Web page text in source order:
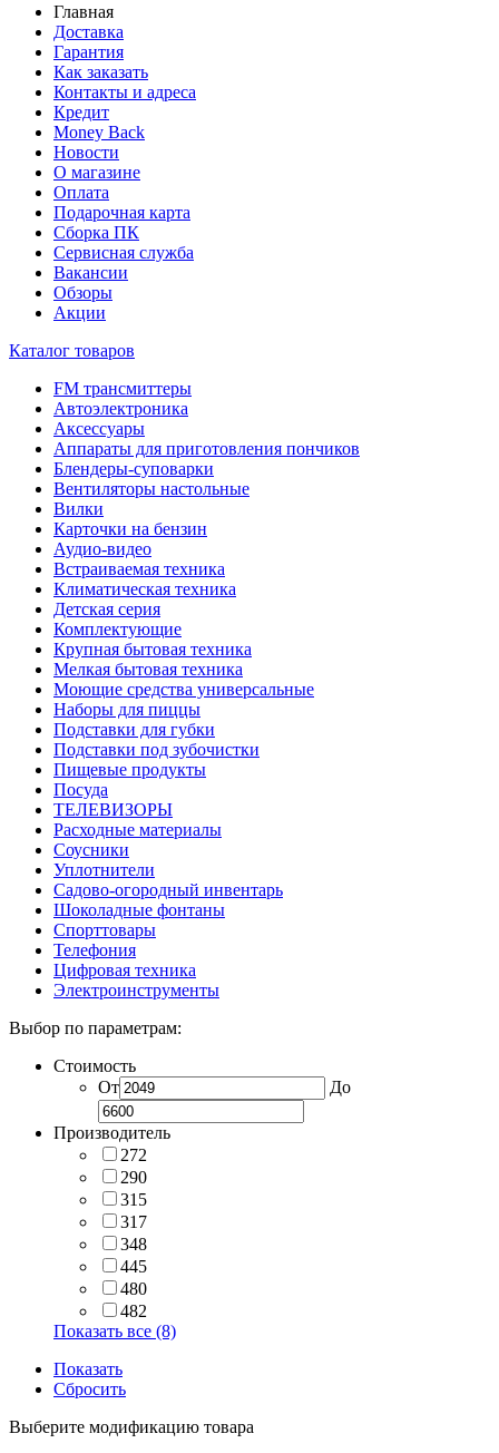
Главная
Доставка
Гарантия
Как заказать
Контакты и адреса
Кредит
Money Back
Новости
О магазине
Оплата
Подарочная карта
Сборка ПК
Сервисная служба
Вакансии
Обзоры
Акции
Каталог товаров
FM трансмиттеры
Автоэлектроника
Аксессуары
Аппараты для приготовления пончиков
Блендеры-суповарки
Вентиляторы настольные
Вилки
Карточки на бензин
Аудио-видео
Встраиваемая техника
Климатическая техника
Детская серия
Комплектующие
Крупная бытовая техника
Мелкая бытовая техника
Моющие средства универсальные
Наборы для пиццы
Подставки для губки
Подставки под зубочистки
Пищевые продукты
Посуда
ТЕЛЕВИЗОРЫ
Расходные материалы
Соусники
Уплотнители
Садово-огородный инвентарь
Шоколадные фонтаны
Спорттовары
Телефония
Цифровая техника
Электроинструменты
Выбор по параметрам:
Стоимость
От
До
Производитель
272
290
315
317
348
445
480
482
Показать все (8)
Показать
Сбросить
Выберите модификацию товара